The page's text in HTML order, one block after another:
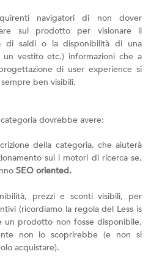
navigatori di non dover
sul prodotto per visionare il
di saldi o la disponibilità di una
vestito etc.) informazioni che a
di user experience si
ben visibili.
dovrebbe avere:
della categoria, che aiuterà
sui i motori di ricerca se,
SEO oriented.
prezzi e sconti visibili, per
(ricordiamo la regola del Less is
un prodotto non fosse disponibile,
non lo scoprirebbe (e non si
acquistare).